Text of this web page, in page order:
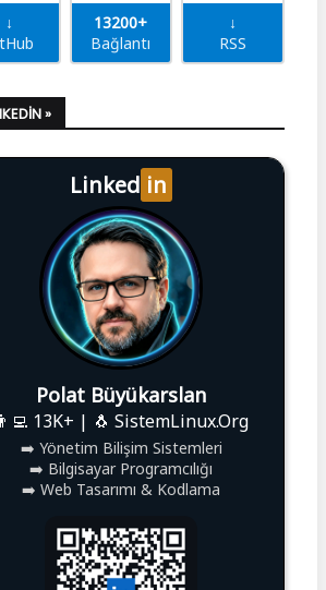
↓
13200+
Bağlantı
↓
RSS
»
Linked in
Polat Büyükarslan
13K+ | 🐧 SistemLinux.Org
➡️ Yönetim Bilişim Sistemleri
➡️ Bilgisayar Programcılığı
➡️ Web Tasarımı & Kodlama